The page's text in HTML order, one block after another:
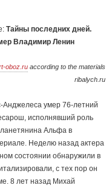
Тайны последних дней.
Владимир Ленин
oboz.ruaccording to the materials
ribalych.ru
Анджелеса умер 76-летний
исполнявший роль
Альфа в
Неделю назад актера
состоянии обнаружили в
с тех пор он
8 лет назад Михай